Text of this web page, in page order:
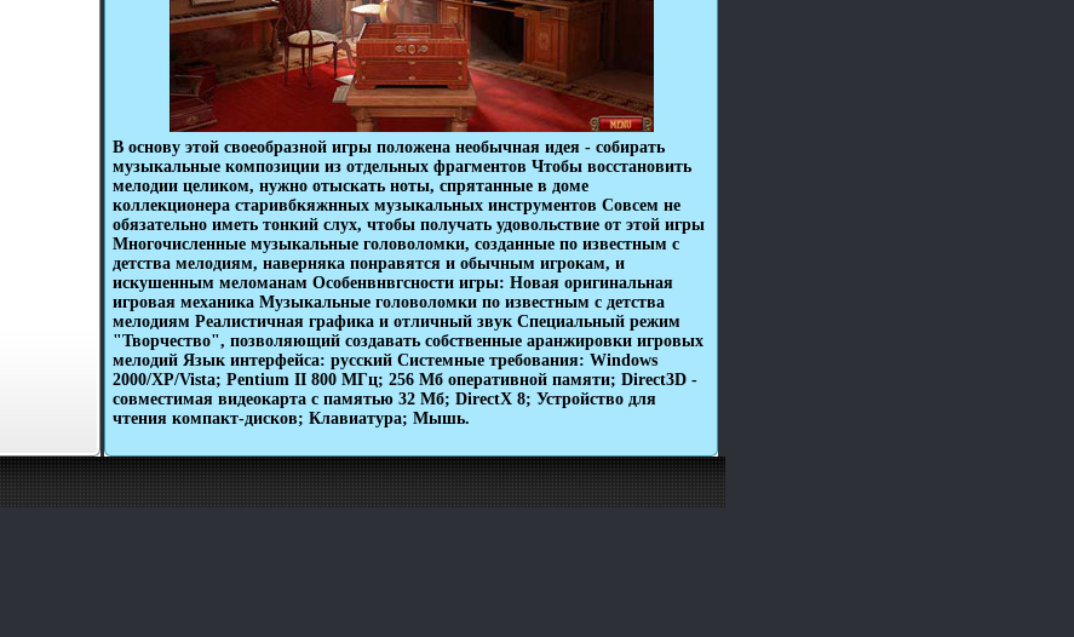
В основу этой своеобразной игры положена необычная идея - собирать
музыкальные композиции из отдельных фрагментов Чтобы восстановить
мелодии целиком, нужно отыскать ноты, спрятанные в доме
коллекционера старивбкяжнных музыкальных инструментов Совсем не
обязательно иметь тонкий слух, чтобы получать удовольствие от этой игры
Многочисленные музыкальные головоломки, созданные по известным с
детства мелодиям, наверняка понравятся и обычным игрокам, и
искушенным меломанам Особенвнвгсности игры: Новая оригинальная
игровая механика Музыкальные головоломки по известным с детства
мелодиям Реалистичная графика и отличный звук Специальный режим
"Творчество", позволяющий создавать собственные аранжировки игровых
мелодий Язык интерфейса: русский Системные требования: Windows
2000/XP/Vista; Pentium II 800 МГц; 256 Мб оперативной памяти; Direct3D -
совместимая видеокарта с памятью 32 Мб; DirectX 8; Устройство для
чтения компакт-дисков; Клавиатура; Мышь.